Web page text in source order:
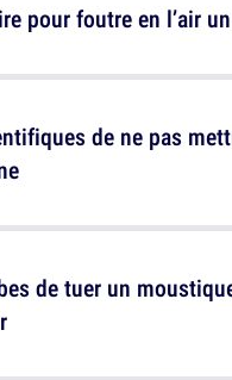
pour foutre en l’air
de tuer un
de ne pas